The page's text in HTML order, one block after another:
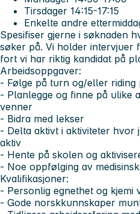
Tirsdager 14:15-17:15
Enkelte andre
Spesifiser gjerne i søknaden
søker på. Vi holder intervjuer
fort vi har riktig kandidat på
Arbeidsoppgaver:
- Følge på turn og/eller riding
- Planlegge og finne på ulike
venner
- Bidra med lekser
- Delta aktivt i aktiviteter
aktiv
- Hente på skolen og
- Noe oppfølging av
Kvalifikasjoner:
- Personlig egnethet og kjemi
- Gode norskkunnskaper